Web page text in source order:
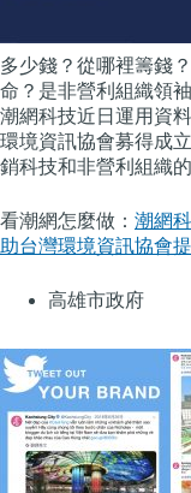
多少錢？從哪裡籌錢
命？是非營利組織領
潮網科技近日運用資
環境資訊協會募得成
銷科技和非營利組織
看潮網怎麼做： 潮網
助台灣環境資訊協會
高雄市政府